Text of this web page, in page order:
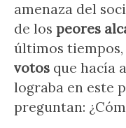
amenaza del
de los peores
últimos
votos que hacía
lograba en este
preguntan: